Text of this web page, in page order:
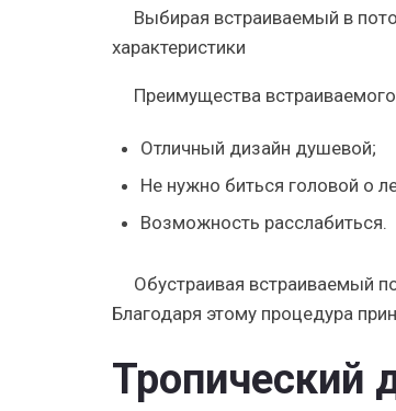
Выбирая встраиваемый в
характеристики
Преимущества
Отличный дизайн душевой;
Не нужно биться головой о
Возможность расслабиться.
Обустраивая встраиваемый
Благодаря этому процедура
Тропический